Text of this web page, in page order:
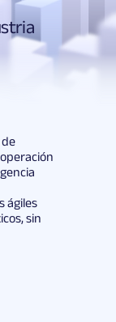
ágiles
sin